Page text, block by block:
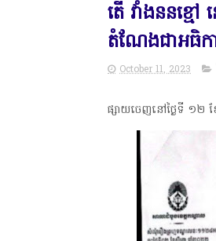
តើ វាំងននខ្ម
តំណែងជាអធិក
October 11, 2023
ផ្សាយចេញនៅថ្ងៃទី ១២